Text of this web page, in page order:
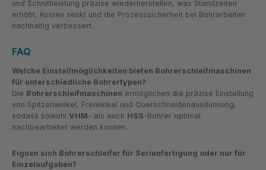
und Schnittleistung präzise wiederherstellen, was Standzeiten
erhöht, Kosten senkt und die Prozesssicherheit bei Bohrarbeiten
nachhaltig verbessert.
FAQ
Welche Einstellmöglichkeiten bieten Bohrerschleifmaschinen
für unterschiedliche Bohrertypen?
Die Bohrerschleifmaschinen ermöglichen die präzise Einstellung
von Spitzenwinkel, Freiwinkel und Querschneidenausdünnung,
sodass sowohl VHM- als auch HSS-Bohrer optimal
nachbearbeitet werden können.
Eignen sich Bohrerschleifer für Serienfertigung oder nur für
Einzelaufgaben?